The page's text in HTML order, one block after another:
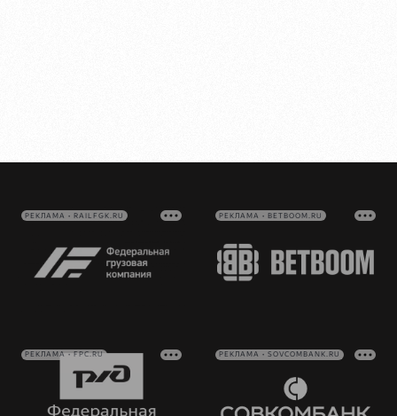
РЕКЛАМА • RAILFGK.RU РЕКЛАМА • BETBOOM.RU
РЕКЛАМА • FPC.RU РЕКЛАМА • SOVCOMBANK.RU